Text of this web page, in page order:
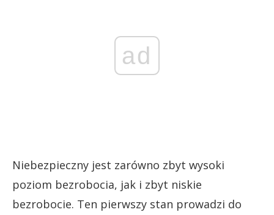
ad
Niebezpieczny jest zarówno zbyt wysoki
poziom bezrobocia, jak i zbyt niskie
bezrobocie. Ten pierwszy stan prowadzi do